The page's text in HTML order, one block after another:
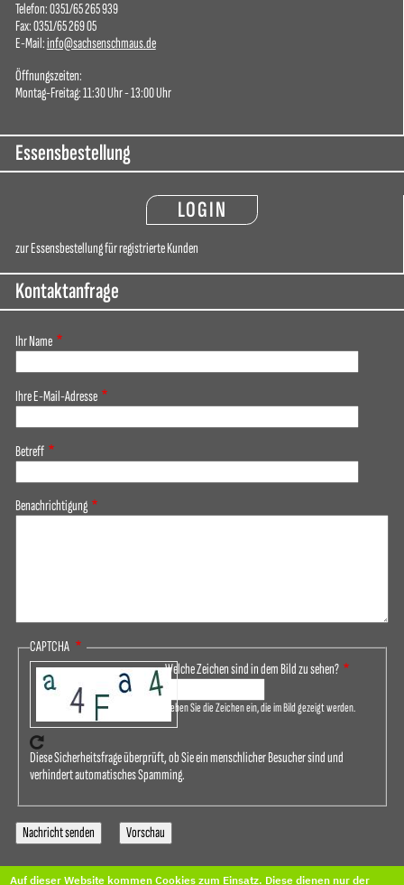
Telefon: 0351/65 265 939
Fax: 0351/65 269 05
E-Mail:info@sachsenschmaus.de
Öffnungszeiten:
Montag-Freitag: 11:30 Uhr - 13:00 Uhr
Essensbestellung
LOGIN
zur Essensbestellung für registrierte Kunden
Kontaktanfrage
Ihr Name
Ihre E-Mail-Adresse
Betreff
Benachrichtigung
CAPTCHA
Welche Zeichen sind in dem Bild zu sehen?
Geben Sie die Zeichen ein, die im Bild gezeigt werden.
Diese Sicherheitsfrage überprüft, ob Sie ein menschlicher Besucher sind und
verhindert automatisches Spamming.
Auf dieser Website kommen Cookies zum Einsatz. Diese dienen nur der